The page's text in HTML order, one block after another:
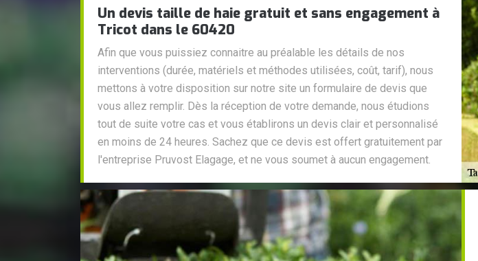
Un devis taille de haie gratuit et sans engagement à
Tricot dans le 60420
Afin que vous puissiez connaitre au préalable les détails de nos
interventions (durée, matériels et méthodes utilisées, coût, tarif), nous
mettons à votre disposition sur notre site un formulaire de devis que
vous allez remplir. Dès la réception de votre demande, nous étudions
tout de suite votre cas et vous établirons un devis clair et personnalisé
en moins de 24 heures. Sachez que ce devis est offert gratuitement par
l'entreprise Pruvost Elagage, et ne vous soumet à aucun engagement.